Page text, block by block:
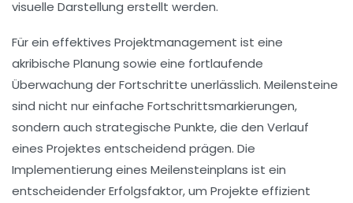
visuelle Darstellung erstellt werden.
Für ein effektives Projektmanagement ist eine
akribische Planung sowie eine fortlaufende
Überwachung der Fortschritte unerlässlich. Meilensteine
sind nicht nur einfache Fortschrittsmarkierungen,
sondern auch strategische Punkte, die den Verlauf
eines Projektes entscheidend prägen. Die
Implementierung eines Meilensteinplans ist ein
entscheidender Erfolgsfaktor, um Projekte effizient